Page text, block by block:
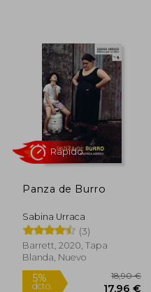
5%
dcto. 12,30 €
Rápido
Panza de Burro
Sabina Urraca
(3)
Barrett, 2020, Tapa
Blanda, Nuevo